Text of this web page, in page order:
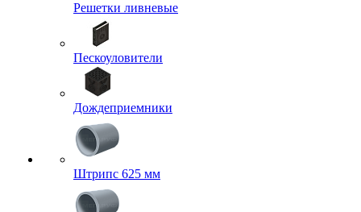
Решетки ливневые
Пескоуловители
Дождеприемники
Штрипс 625 мм